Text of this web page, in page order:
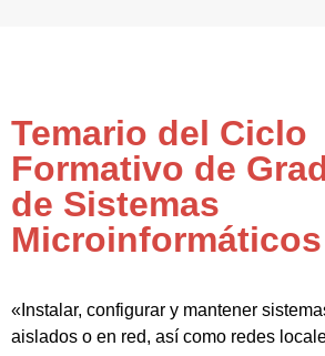
Temario del Ciclo
Formativo de
de Sistemas
«Instalar, configurar y mantener
aislados o en red, así como redes